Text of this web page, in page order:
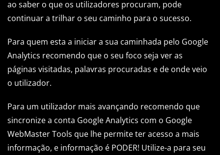
ao saber o que os utilizadores procuram, pode
continuar a trilhar o seu caminho para o sucesso.
Para quem esta a iniciar a sua caminhada pelo Google
Analytics recomendo que o seu foco seja ver as
páginas visitadas, palavras procuradas e de onde veio
o utilizador.
Para um utilizador mais avançando recomendo que
sincronize a conta Google Analytics com o Google
WebMaster Tools que lhe permite ter acesso a mais
informação, e informação é PODER! Utilize-a para seu